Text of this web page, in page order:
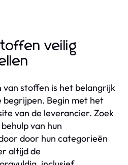
veilig
van stoffen is het belangrijk
begrijpen. Begin met het
van de leverancier. Zoek
van hun
door hun categorieën
altijd de